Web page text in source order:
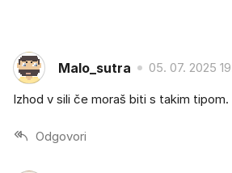
Malo_sutra 05. 07. 2025
Izhod v sili če moraš biti s takim tipom.
Odgovori